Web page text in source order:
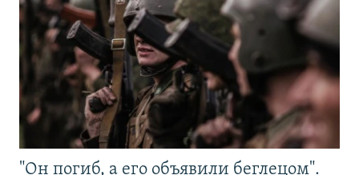
"Он погиб, а его объявили беглецом".